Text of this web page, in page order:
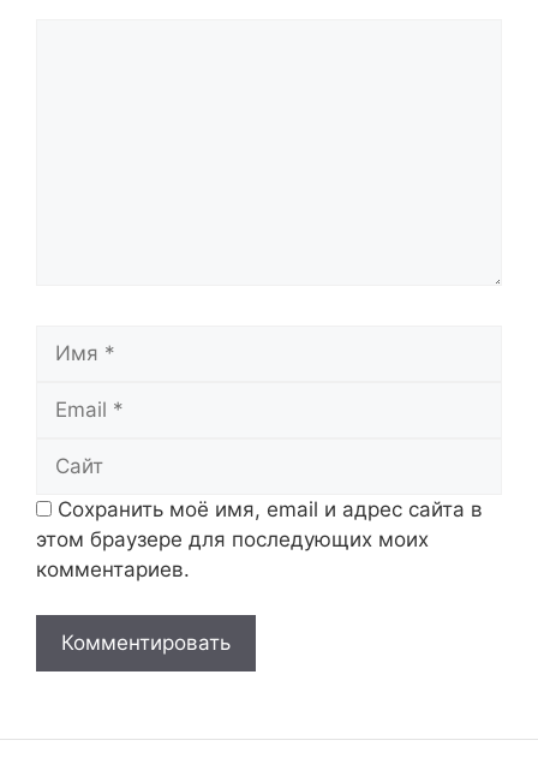
Сохранить моё имя, email и адрес сайта в
этом браузере для последующих моих
комментариев.